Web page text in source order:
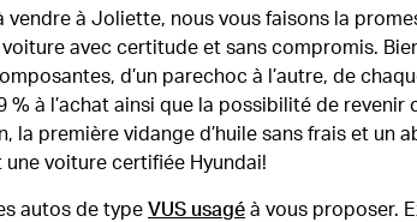
à Joliette, nous vous faisons la
avec certitude et sans compromis.
d’un parechoc à l’autre, de
% à l’achat ainsi que la possibilité de
la première vidange d’huile sans frais et
voiture certifiée Hyundai!
autos de type VUS usagé à vous proposer.